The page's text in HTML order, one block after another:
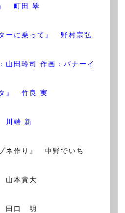
』 町田 翠
ーに乗って』 野村宗弘
山田玲司 作画：バナーイ
タ』 竹良 実
川端 新
ネ作り』 中野でいち
山本貴大
田口 明